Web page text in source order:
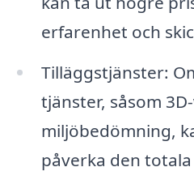
erfarenhet och
Tilläggstjänster:
tjänster, såsom
miljöbedömning,
påverka den